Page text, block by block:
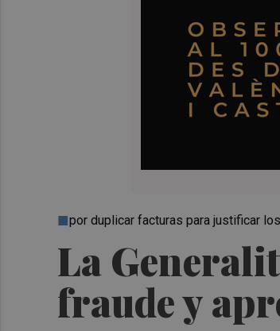
La
fraude y
por duplicar facturas para justificar